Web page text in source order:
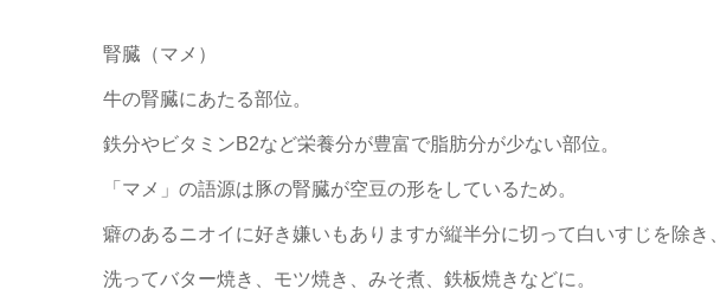
腎臓（マメ）
牛の腎臓にあたる部位。
鉄分やビタミンB2など栄養分が豊富で脂肪分が少ない部位。
「マメ」の語源は豚の腎臓が空豆の形をしているため。
癖のあるニオイに好き嫌いもありますが縦半分に切って白いすじを除き、
洗ってバター焼き、モツ焼き、みそ煮、鉄板焼きなどに。